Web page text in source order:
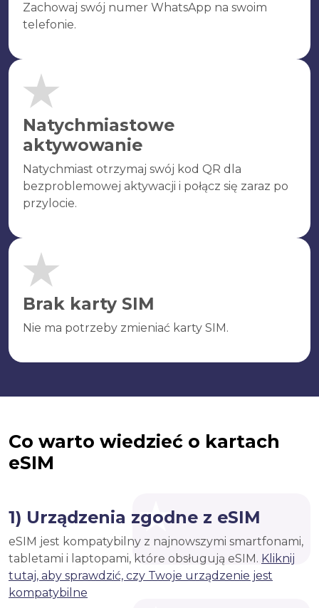
Zachowaj swój numer WhatsApp na swoim
telefonie.
Natychmiastowe
aktywowanie
Natychmiast otrzymaj swój kod QR dla
bezproblemowej aktywacji i połącz się zaraz po
przylocie.
Brak karty SIM
Nie ma potrzeby zmieniać karty SIM.
Co warto wiedzieć o kartach
eSIM
1) Urządzenia zgodne z eSIM
eSIM jest kompatybilny z najnowszymi smartfonami,
tabletami i laptopami, które obsługują eSIM. Kliknij
tutaj, aby sprawdzić, czy Twoje urządzenie jest
kompatybilne